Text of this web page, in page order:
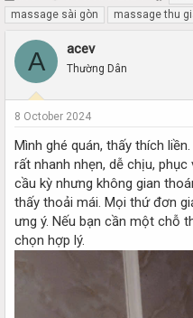
h
r
e
d
a
r
e
r
t
a
d
e
massage sài gòn
massage thu
A acev
Thường Dân
8 October 2024
Mình ghé quán, thấy thích
rất nhanh nhẹn, dễ chịu,
cầu kỳ nhưng không gian
thấy thoải mái. Mọi thứ đơn
ưng ý. Nếu bạn cần một chỗ
chọn hợp lý.